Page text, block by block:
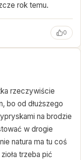
rok temu.
0
rzeczywiście
bo od dłuższego
na brodzie
w drogie
natura ma tu coś
trzeba pić